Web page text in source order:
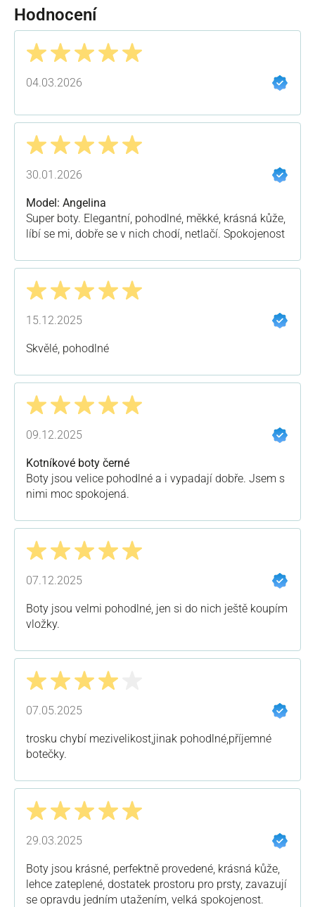
Hodnocení
Recenze s hodnocením 5 z 5 hvězd
04.03.2026
Recenze s hodnocením 5 z 5 hvězd
30.01.2026
Model: Angelina
Super boty. Elegantní, pohodlné, měkké, krásná kůže,
líbí se mi, dobře se v nich chodí, netlačí. Spokojenost
Recenze s hodnocením 5 z 5 hvězd
15.12.2025
Skvělé, pohodlné
Recenze s hodnocením 5 z 5 hvězd
09.12.2025
Kotníkové boty černé
Boty jsou velice pohodlné a i vypadají dobře. Jsem s
nimi moc spokojená.
Recenze s hodnocením 5 z 5 hvězd
07.12.2025
Boty jsou velmi pohodlné, jen si do nich ještě koupím
vložky.
Recenze s hodnocením 4 z 5 hvězd
07.05.2025
trosku chybí mezivelikost,jinak pohodlné,příjemné
botečky.
Recenze s hodnocením 5 z 5 hvězd
29.03.2025
Boty jsou krásné, perfektně provedené, krásná kůže,
lehce zateplené, dostatek prostoru pro prsty, zavazují
se opravdu jedním utažením, velká spokojenost.